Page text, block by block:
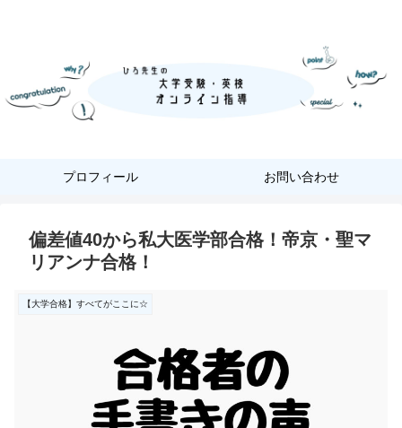
プロフィール お問い合わせ
偏差値40から私大医学部合格！帝京・聖マ
リアンナ合格！
【大学合格】すべてがここに☆